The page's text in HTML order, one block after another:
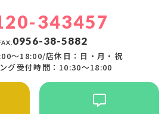
343457
0956-38-5882
〜18:00/店休日：日・月・祝
グ受付時間：10:30〜18:00